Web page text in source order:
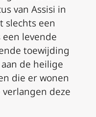
van Assisi in
slechts een
levende
toewijding
de heilige
die er wonen
deze